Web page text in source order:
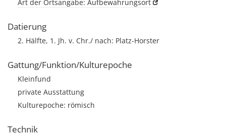
Art der Ortsangabe: Aufbewahrungsort
Datierung
2. Hälfte, 1. Jh. v. Chr./ nach: Platz-Horster
Gattung/Funktion/Kulturepoche
Kleinfund
private Ausstattung
Kulturepoche: römisch
Technik